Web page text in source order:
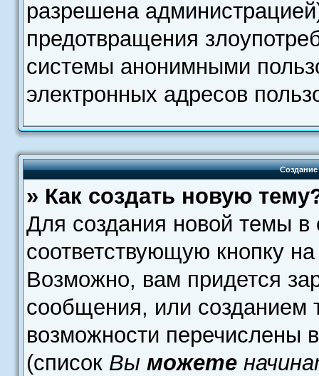
разрешена
предотвращения
системы анонимными
электронных адресов
» Как создать новую
Для создания новой темы
соответствующую кнопку
Возможно, вам придется
сообщения, или
возможности перечислены
(список Вы можете